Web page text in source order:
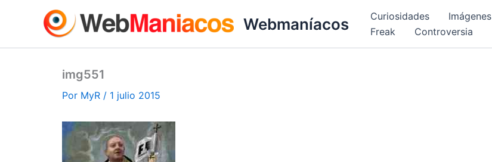
Webmaníacos Curiosidades Imágenes
Freak
Controversia
img551
Por MyR / 1 julio 2015